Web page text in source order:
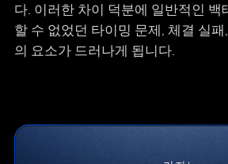
다. 이러한 차이 덕분에 일반적인
할 수 없었던 타이밍 문제, 체결 실
의 요소가 드러나게 됩니다.